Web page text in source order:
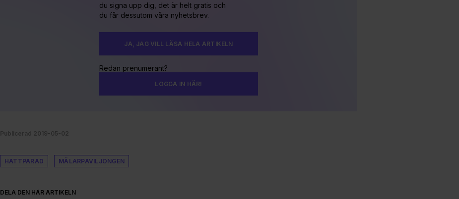
du signa upp dig, det är helt gratis och
du får dessutom våra nyhetsbrev.
JA, JAG VILL LÄSA HELA ARTIKELN
Redan prenumerant?
LOGGA IN HÄR!
Publicerad 2019-05-02
HATTPARAD MÄLARPAVILJONGEN
DELA DEN HÄR ARTIKELN